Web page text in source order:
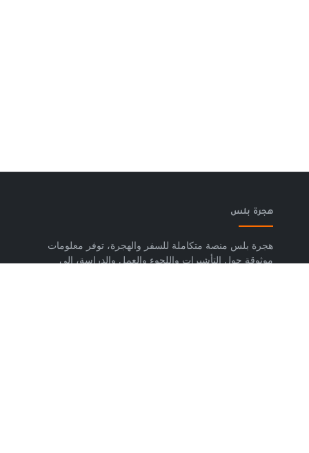
هجرة بلس
هجرة بلس منصة متكاملة للسفر والهجرة، توفر معلومات
موثوقة حول التأشيرات واللجوء والعمل والدراسة، إلى